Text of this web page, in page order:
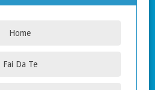
Home
Fai Da Te